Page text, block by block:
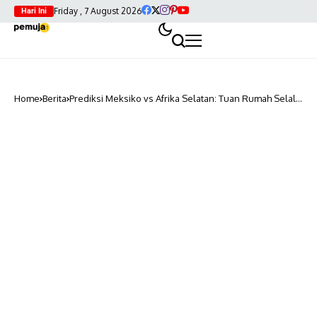
Hari Ini Friday , 7 August 2026
Home Berita Prediksi Meksiko vs Afrika Selatan: Tuan Rumah Selalu